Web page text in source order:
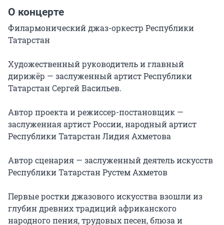
О концерте
Филармонический джаз-оркестр Республики
Татарстан
Художественный руководитель и главный
дирижёр — заслуженный артист Республики
Татарстан Сергей Васильев.
Автор проекта и режиссер-постановщик —
заслуженная артист России, народный артист
Республики Татарстан Лидия Ахметова
Автор сценария — заслуженный деятель искусств
Республики Татарстан Рустем Ахметов
Первые ростки джазового искусства взошли из
глубин древних традиций африканского
народного пения, трудовых песен, блюза и